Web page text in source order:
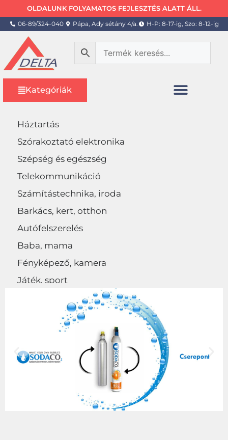
OLDALUNK FOLYAMATOS FEJLESZTÉS ALATT ÁLL.
06-89/324-040 Pápa, Ady sétány 4/a. H-P: 8-17-ig, Szo: 8-12-ig
Kategóriák
Háztartás
Szórakoztató elektronika
Szépség és egészség
Telekommunikáció
Számítástechnika, iroda
Barkács, kert, otthon
Autófelszerelés
Baba, mama
Fényképező, kamera
Játék, sport